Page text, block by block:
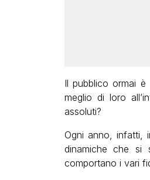
Il pubblico ormai
meglio di loro
assoluti?
Ogni anno, infatti,
dinamiche che si
comportano i vari